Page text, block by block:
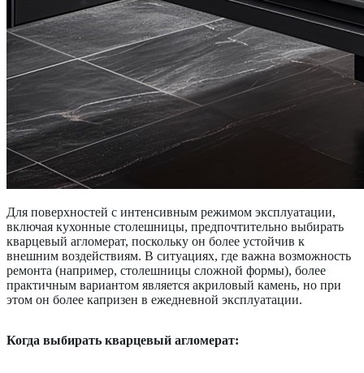
Для поверхностей с интенсивным режимом эксплуатации,
включая кухонные столешницы, предпочтительно выбирать
кварцевый агломерат, поскольку он более устойчив к
внешним воздействиям. В ситуациях, где важна возможность
ремонта (например, столешницы сложной формы), более
практичным вариантом является акриловый камень, но при
этом он более капризен в ежедневной эксплуатации.
Когда выбирать кварцевый агломерат: